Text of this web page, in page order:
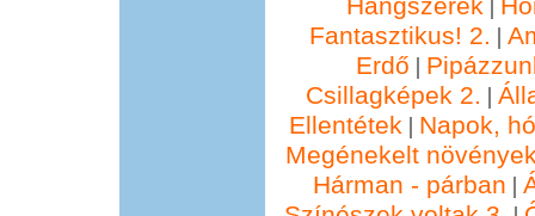
Hangszerek |
Fantasztikus! 2. |
Erdő |
Csillagképek 2. |
Ellentétek | Napok,
Megénekelt
Hárman - párban |